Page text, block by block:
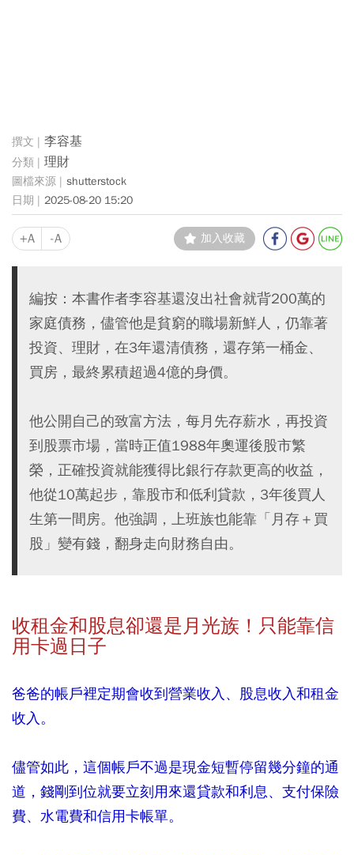
李容基
理財
shutterstock
2025-08-20 15:20
+A -A 加入收藏
編按：本書作者李容基還沒出社會就背200萬的
家庭債務，儘管他是貧窮的職場新鮮人，仍靠著
投資、理財，在3年還清債務，還存第一桶金、
買房，最終累積超過4億的身價。
他公開自己的致富方法，每月先存薪水，再投資
到股票市場，當時正值1988年奧運後股市繁
榮，正確投資就能獲得比銀行存款更高的收益，
他從10萬起步，靠股市和低利貸款，3年後買人
生第一間房。他強調，上班族也能靠「月存＋買
股」變有錢，翻身走向財務自由。
收租金和股息卻還是月光族！只能靠信
用卡過日子
爸爸的帳戶裡定期會收到營業收入、股息收入和租金
收入。
儘管如此，這個帳戶不過是現金短暫停留幾分鐘的通
道，錢剛到位就要立刻用來還貸款和利息、支付保險
費、水電費和信用卡帳單。